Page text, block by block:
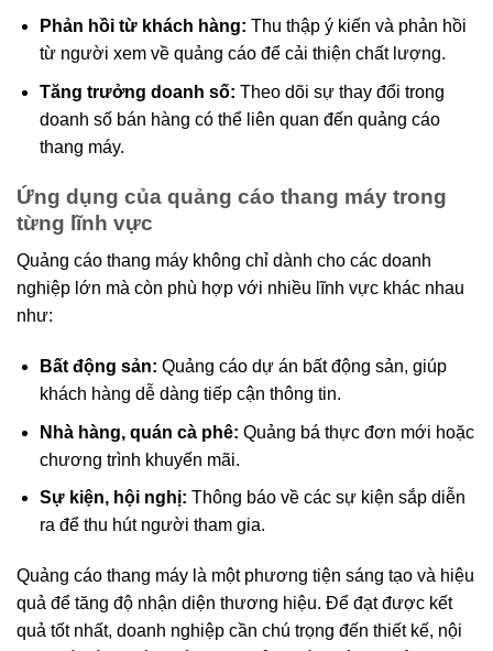
Phản hồi từ khách hàng: Thu thập ý kiến và phản hồi
từ người xem về quảng cáo để cải thiện chất lượng.
Tăng trưởng doanh số: Theo dõi sự thay đổi trong
doanh số bán hàng có thể liên quan đến quảng cáo
thang máy.
Ứng dụng của quảng cáo thang máy trong
từng lĩnh vực
Quảng cáo thang máy không chỉ dành cho các doanh
nghiệp lớn mà còn phù hợp với nhiều lĩnh vực khác nhau
như:
Bất động sản: Quảng cáo dự án bất động sản, giúp
khách hàng dễ dàng tiếp cận thông tin.
Nhà hàng, quán cà phê: Quảng bá thực đơn mới hoặc
chương trình khuyến mãi.
Sự kiện, hội nghị: Thông báo về các sự kiện sắp diễn
ra để thu hút người tham gia.
Quảng cáo thang máy là một phương tiện sáng tạo và hiệu
quả để tăng độ nhận diện thương hiệu. Để đạt được kết
quả tốt nhất, doanh nghiệp cần chú trọng đến thiết kế, nội